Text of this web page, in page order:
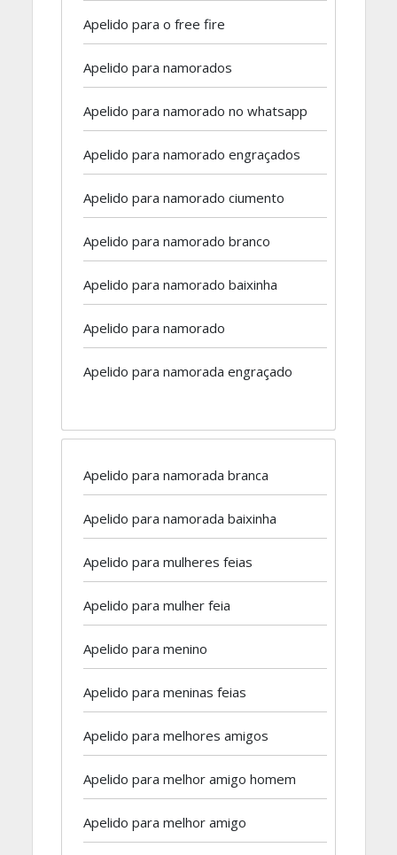
Apelido para o free fire
Apelido para namorados
Apelido para namorado no whatsapp
Apelido para namorado engraçados
Apelido para namorado ciumento
Apelido para namorado branco
Apelido para namorado baixinha
Apelido para namorado
Apelido para namorada engraçado
Apelido para namorada branca
Apelido para namorada baixinha
Apelido para mulheres feias
Apelido para mulher feia
Apelido para menino
Apelido para meninas feias
Apelido para melhores amigos
Apelido para melhor amigo homem
Apelido para melhor amigo